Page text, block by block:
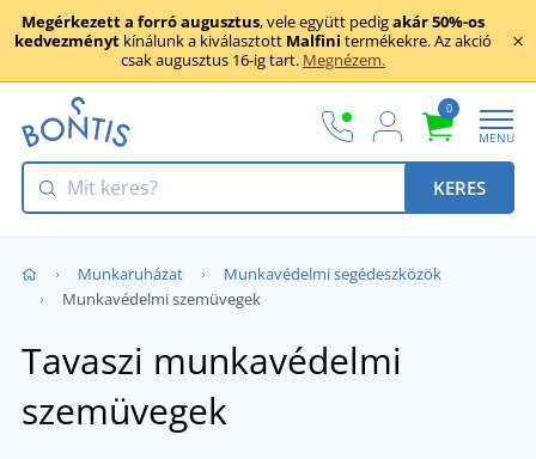
Megérkezett a forró augusztus, vele együtt pedigakár 50%-os
kedvezményt kínálunk a kiválasztott Malfini termékekre. Az akció
csak augusztus 16-ig tart. Megnézem.
0
MENU
KERES
Munkaruházat
Munkavédelmi segédeszközök
Munkavédelmi szemüvegek
Tavaszi munkavédelmi
szemüvegek